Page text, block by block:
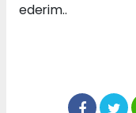
ederim..